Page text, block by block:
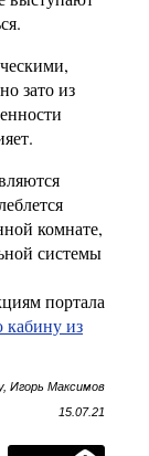
зато из
комнате,
системы
портала
из
Игорь Максимов
15.07.21